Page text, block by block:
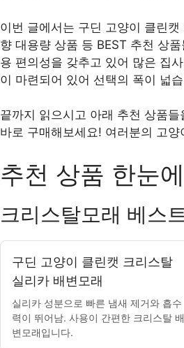
이번 글에서는 구딘 고양이 클린
향 대용량 상품 등 BEST 추천 상
용 편의성을 갖추고 있어 많은 집
이 마련되어 있어 선택의 폭이 넓
끝까지 읽으시고 아래 추천 상품
바로 구매해보세요! 여러분의 고
추천 상품 한눈
크리스탈모래 베스
구딘 고양이 클린캣 크리스탈
실리카 배변모래
실리카 성분으로 빠른 냄새 제거와 흡수
력이 뛰어남. 사용이 간편한 크리스탈 배
변모래입니다.